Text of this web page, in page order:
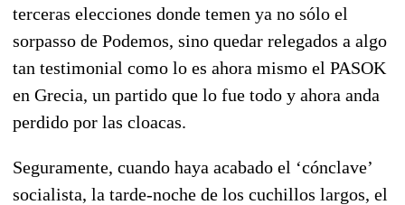
terceras elecciones donde temen ya no sólo el
sorpasso de Podemos, sino quedar relegados a algo
tan testimonial como lo es ahora mismo el PASOK
en Grecia, un partido que lo fue todo y ahora anda
perdido por las cloacas.
Seguramente, cuando haya acabado el ‘cónclave’
socialista, la tarde-noche de los cuchillos largos, el